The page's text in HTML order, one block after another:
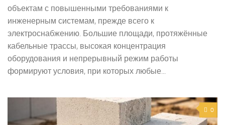
объектам с повышенными требованиями к
инженерным системам, прежде всего к
электроснабжению. Большие площади, протяжённые
кабельные трассы, высокая концентрация
оборудования и непрерывный режим работы
формируют условия, при которых любые...
0